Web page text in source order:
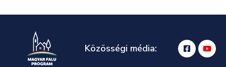
Közösségi média: